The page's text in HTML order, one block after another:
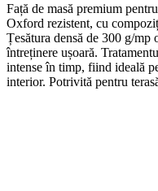
Față de masă premium
Oxford rezistent, cu
Țesătura densă de 300 g/mp
întreținere ușoară.
intense în timp, fiind ideală
interior. Potrivită pentru